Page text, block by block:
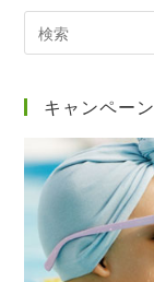
イ
内
索
キャンペーン